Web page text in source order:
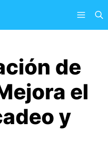
Menú
de
el
y